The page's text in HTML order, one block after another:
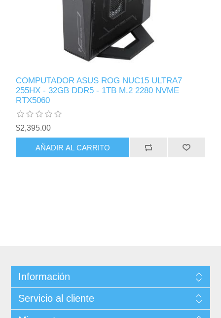
COMPUTADOR ASUS ROG NUC15 ULTRA7
255HX - 32GB DDR5 - 1TB M.2 2280 NVME
RTX5060
$2,395.00
AÑADIR AL CARRITO
Información
Servicio al cliente